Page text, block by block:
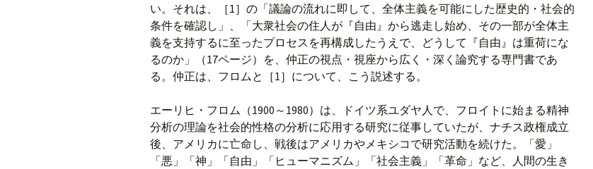
い。それは、［1］の「議論の流れに即して、全体主義を可能にした歴史的・社会的
条件を確認し」、「大衆社会の住人が『自由』から逃走し始め、その一部が全体主
義を支持するに至ったプロセスを再構成したうえで、どうして『自由』は重荷にな
るのか」（17ページ）を、仲正の視点・視座から広く・深く論究する専門書であ
る。仲正は、フロムと［1］について、こう説述する。
エーリヒ・フロム（1900～1980）は、ドイツ系ユダヤ人で、フロイトに始まる精神
分析の理論を社会的性格の分析に応用する研究に従事していたが、ナチス政権成立
後、アメリカに亡命し、戦後はアメリカやメキシコで研究活動を続けた。「愛」
「悪」「神」「自由」「ヒューマニズム」「社会主義」「革命」など、人間の生き